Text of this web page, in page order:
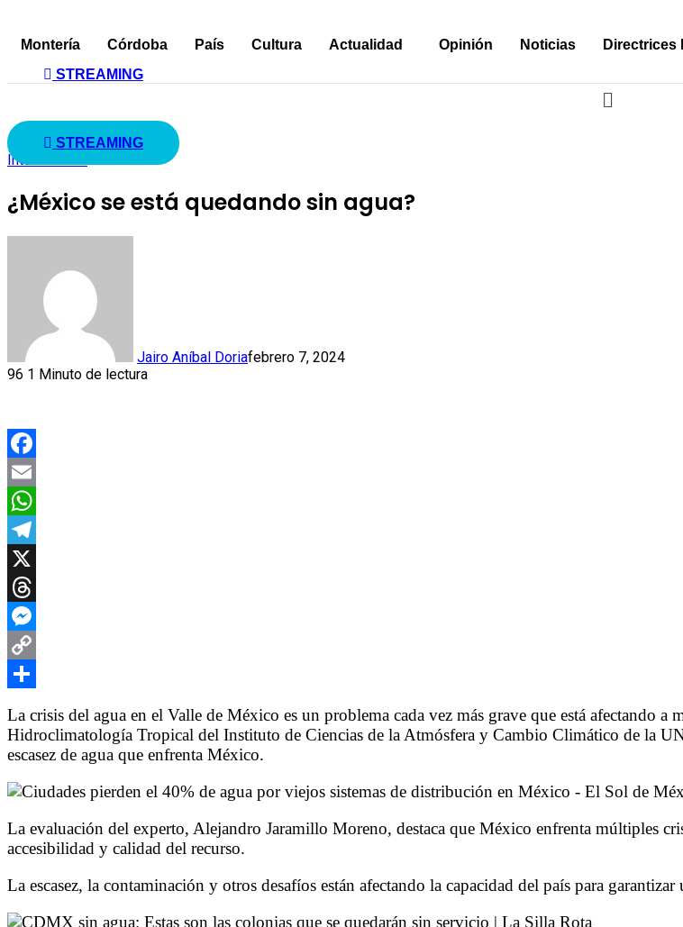
Montería Córdoba País Cultura Actualidad Opinión Noticias
Directrices
STREAMING
STREAMING
Internacional
¿México se está quedando sin agua?
Jairo Aníbal Doriafebrero 7, 2024
96 1 Minuto de lectura
Facebook
Email
WhatsApp
Telegram
X
Threads
Messenger
Copy
La crisis del agua en el Valle de México es un problema cada vez más grave que está afectando
Hidroclimatología Tropical del Instituto de Ciencias de la Atmósfera y Cambio Climático de la
escasez de agua que enfrenta México.
La evaluación del experto, Alejandro Jaramillo Moreno, destaca que México enfrenta múltiples
accesibilidad y calidad del recurso.
La escasez, la contaminación y otros desafíos están afectando la capacidad del país para